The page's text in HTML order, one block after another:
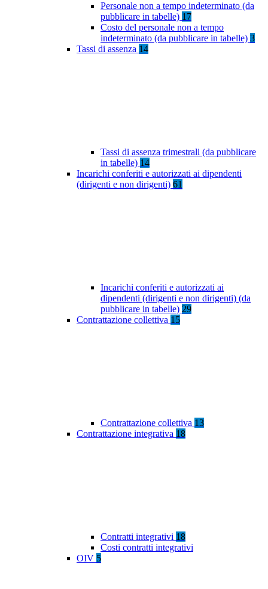
Personale non a tempo indeterminato (da
pubblicare in tabelle) 17
Costo del personale non a tempo
indeterminato (da pubblicare in tabelle) 3
Tassi di assenza 14
Tassi di assenza trimestrali (da pubblicare
in tabelle) 14
Incarichi conferiti e autorizzati ai dipendenti
(dirigenti e non dirigenti) 61
Incarichi conferiti e autorizzati ai
dipendenti (dirigenti e non dirigenti) (da
pubblicare in tabelle) 29
Contrattazione collettiva 15
Contrattazione collettiva 13
Contrattazione integrativa 18
Contratti integrativi 18
Costi contratti integrativi
OIV 5